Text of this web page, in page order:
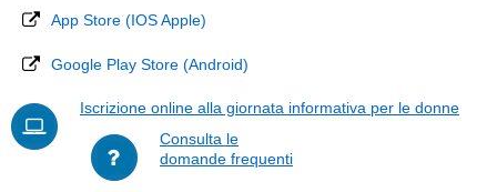
App Store (IOS Apple)
Google Play Store (Android)
Iscrizione online alla giornata informativa per le donne
Consulta le
domande frequenti